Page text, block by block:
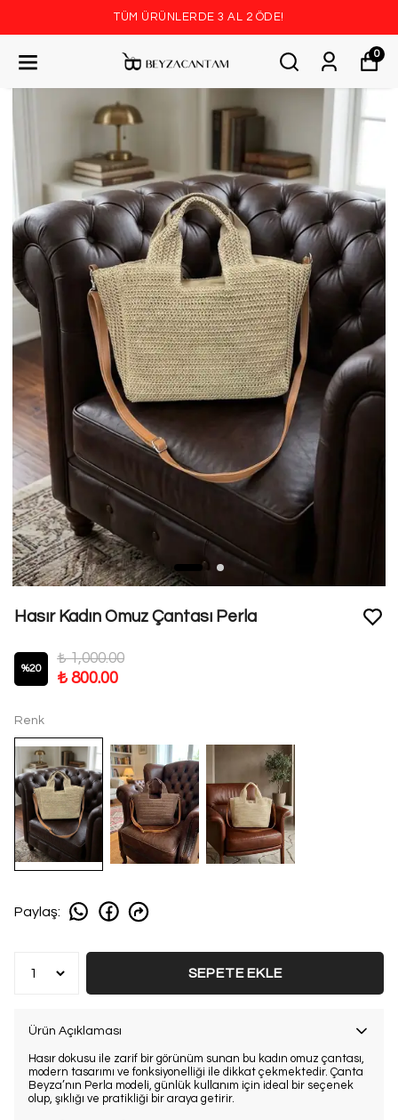
TÜM ÜRÜNLERDE 3 AL 2 ÖDE!
0
Hasır Kadın Omuz Çantası Perla
%20
₺ 1,000.00
₺ 800.00
Renk
Paylaş:
SEPETE EKLE
Ürün Açıklaması
Hasır dokusu ile zarif bir görünüm sunan bu kadın omuz çantası,
modern tasarımı ve fonksiyonelliği ile dikkat çekmektedir. Çanta
Beyza’nın Perla modeli, günlük kullanım için ideal bir seçenek
olup, şıklığı ve pratikliği bir araya getirir.